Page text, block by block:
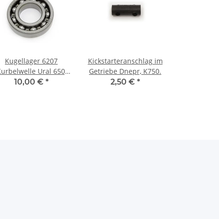
Kugellager 6207
Ural 650,
K750, M72.
10,00 € *
Kickstarteranschlag im
Getriebe Dnepr, K750.
2,50 € *